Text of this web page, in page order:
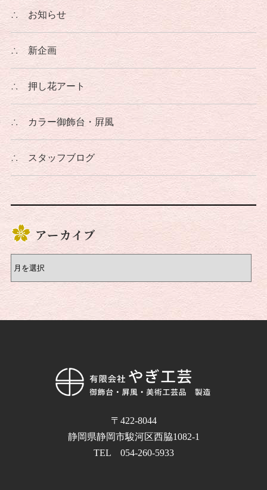
∴ お知らせ
∴ 新企画
∴ 押し花アート
∴ カラー御飾台・屛風
∴ スタッフブログ
アーカイブ
〒422-8044
静岡県静岡市駿河区西脇1082-1
TEL 054-260-5933